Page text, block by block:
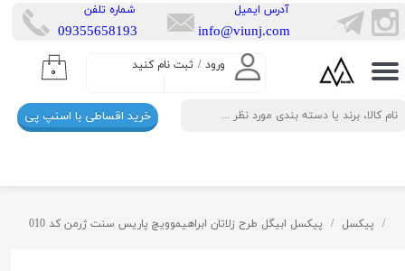
ورود / ثبت نام کنید
حساب کاربری من
تغییر گذر واژه
سفارشات
۰
​شماره تلفن
​​09355658193
​آدرس ایمیل
info@viunj.com
خرید اقساطی با اسنپ پی
پیکسل پیکسل ابیگل طرح زلاتان ابراهیموویچ پاریس سنت ژرمن کد 010